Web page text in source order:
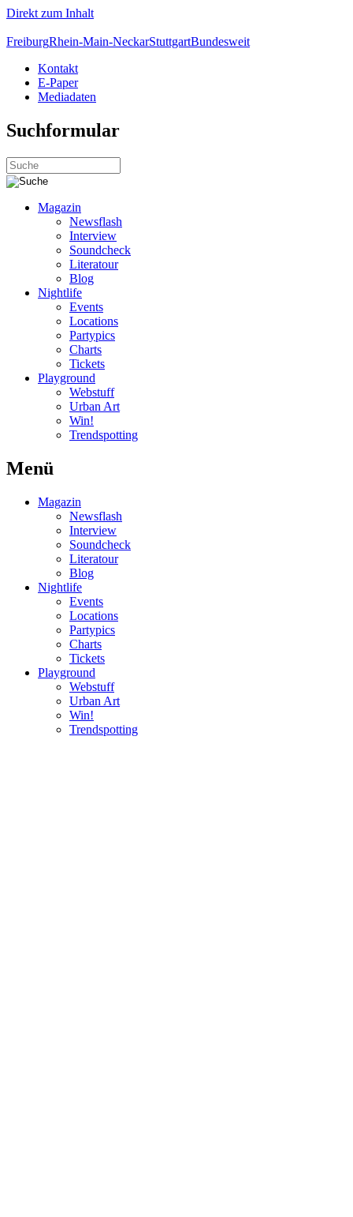
Direkt zum Inhalt
FreiburgRhein-Main-NeckarStuttgartBundesweit
Kontakt
E-Paper
Mediadaten
Suchformular
Magazin
Newsflash
Interview
Soundcheck
Literatour
Blog
Nightlife
Events
Locations
Partypics
Charts
Tickets
Playground
Webstuff
Urban Art
Win!
Trendspotting
Menü
Magazin
Newsflash
Interview
Soundcheck
Literatour
Blog
Nightlife
Events
Locations
Partypics
Charts
Tickets
Playground
Webstuff
Urban Art
Win!
Trendspotting